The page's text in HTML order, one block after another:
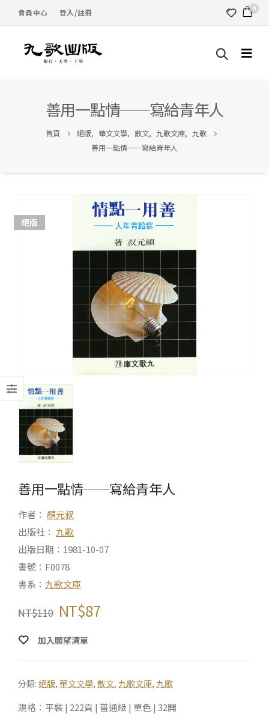
會員中心 登入/註冊 0
善用一點情──寫給青年人
首頁 絕版, 華文文學, 散文, 九歌文庫, 九歌
善用一點情──寫給青年人
絕版
善用一點情──寫給青年人
作者： 顏元叔
出版社： 九歌
出版日期：1981-10-07
書號：F0078
書系： 九歌文庫
NT$110 NT$87
加入願望清單
分類: 絕版, 華文文學, 散文, 九歌文庫, 九歌
規格：平裝 | 222頁 | 普通級 | 單色 | 32開